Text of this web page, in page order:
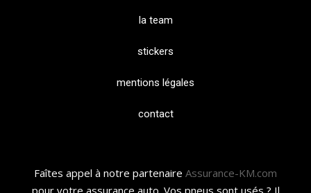
la team
stickers
mentions légales
contact
Faîtes appel à notre partenaire Assurance-KM.com